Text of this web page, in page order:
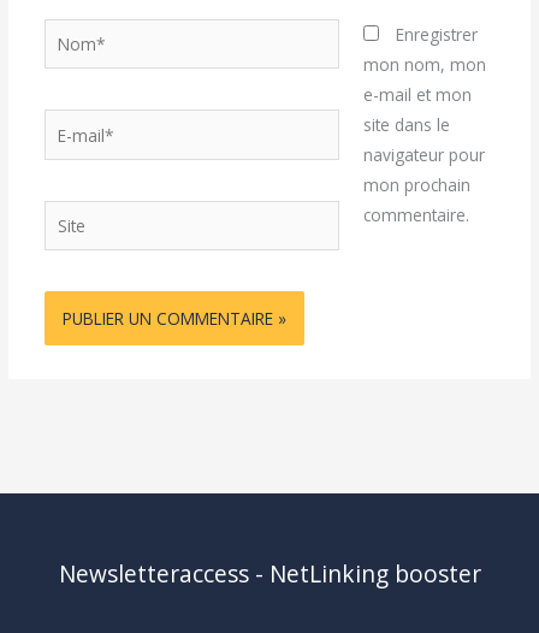
Nom*
mail*
Site
Enregistrer
mon nom, mon
e-mail et mon
site dans le
navigateur pour
mon prochain
commentaire.
Newsletteraccess - NetLinking booster